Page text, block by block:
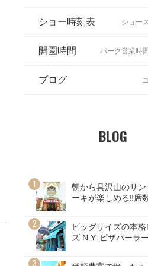
ショー時刻表 ショー
開園時間 パーク営業時
ブログ
BLOG
朝から具沢山のサ
ーキが楽しめる‼席
ビッグサイズの本
ズ N.Y. ピザパーラー